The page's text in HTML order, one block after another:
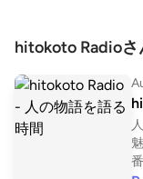
hitokoto Radioさ